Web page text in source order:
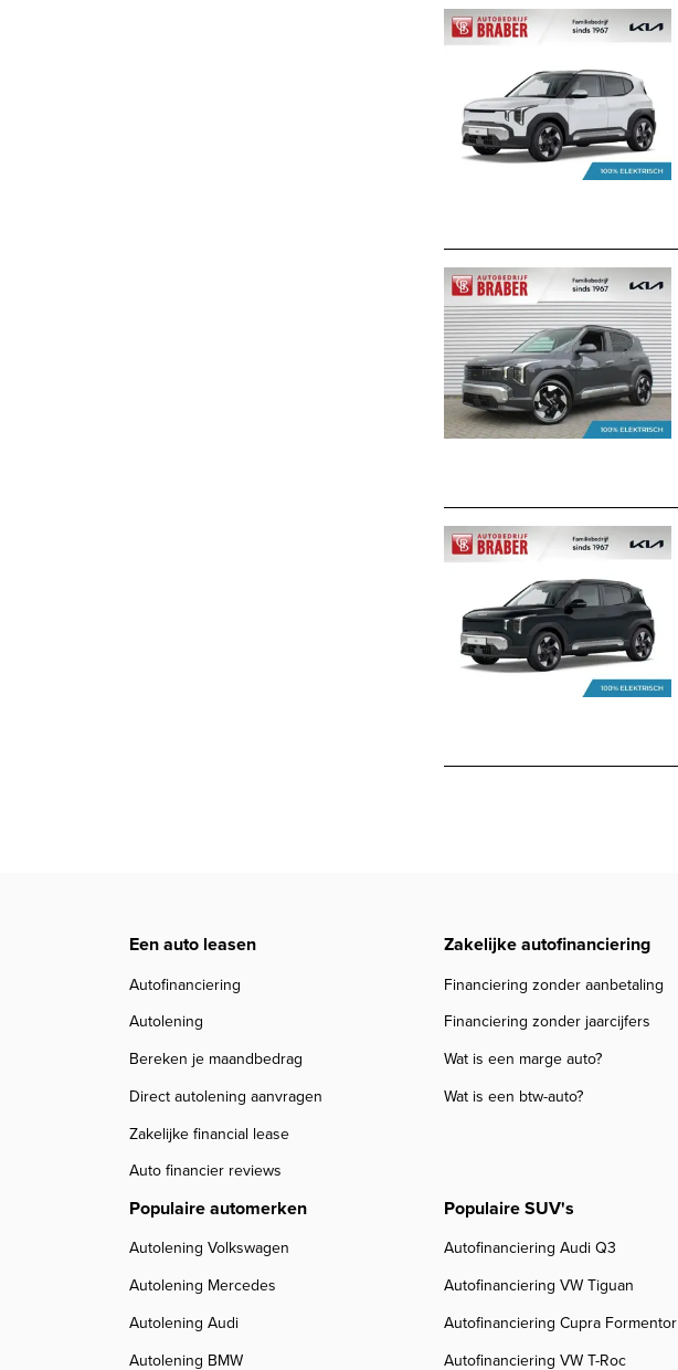
Een auto leasen
Autofinanciering
Autolening
Bereken je maandbedrag
Direct autolening aanvragen
Zakelijke financial lease
Auto financier reviews
Zakelijke autofinanciering
Financiering zonder aanbetaling
Financiering zonder jaarcijfers
Wat is een marge auto?
Wat is een btw-auto?
Populaire automerken
Autolening Volkswagen
Autolening Mercedes
Autolening Audi
Autolening BMW
Populaire SUV's
Autofinanciering Audi Q3
Autofinanciering VW Tiguan
Autofinanciering Cupra Formentor
Autofinanciering VW T-Roc